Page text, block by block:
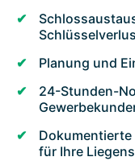
Planung und
24-Stunden-
für Ihre